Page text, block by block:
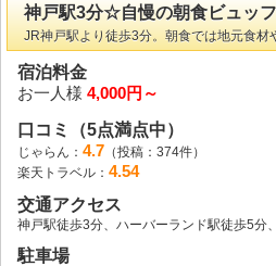
神戸駅3分☆自慢の朝食ビュッ
JR神戸駅より徒歩3分。朝食では地元食材
宿泊料金
お一人様 4,000円～
口コミ（5点満点中）
じゃらん： 4.7 （投稿：374件）
楽天トラベル： 4.54
交通アクセス
神戸駅徒歩3分、ハーバーランド駅徒歩5
駐車場